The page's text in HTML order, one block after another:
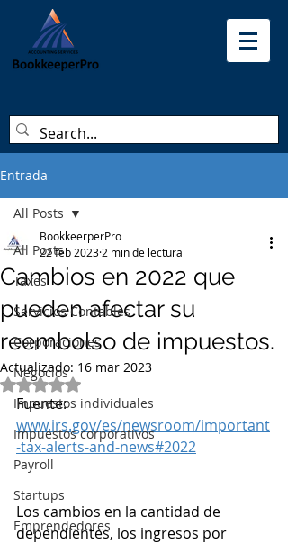
Entrada
All Posts
Taxes
Servicios Contables
Corporaciones
Negocios
Impuestos individuales
Impuestos corporativos
Payroll
Startups
Emprendedores
All Posts
Cambios en 2022 que
pueden afectar su
reembolso de impuestos.
BookkeerperPro
22 feb 2023 2 min de lectura
Actualizado: 16 mar 2023
Obtuvo NaN de 5 estrellas.
Fuente:
www.irs.gov/es/newsroom/important
-tax-alerts-and-news#2022
Los cambios en la cantidad de
dependientes, los ingresos por